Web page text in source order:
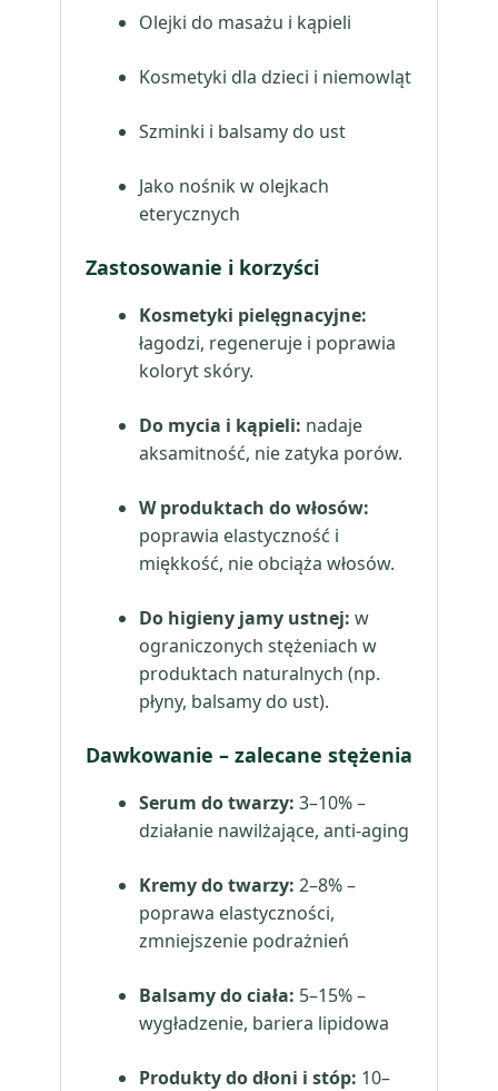
Olejki do masażu i kąpieli
Kosmetyki dla dzieci i niemowląt
Szminki i balsamy do ust
Jako nośnik w olejkach
eterycznych
Zastosowanie i korzyści
Kosmetyki pielęgnacyjne:
łagodzi, regeneruje i poprawia
koloryt skóry.
Do mycia i kąpieli: nadaje
aksamitność, nie zatyka porów.
W produktach do włosów:
poprawia elastyczność i
miękkość, nie obciąża włosów.
Do higieny jamy ustnej: w
ograniczonych stężeniach w
produktach naturalnych (np.
płyny, balsamy do ust).
Dawkowanie – zalecane stężenia
Serum do twarzy: 3–10% –
działanie nawilżające, anti-aging
Kremy do twarzy: 2–8% –
poprawa elastyczności,
zmniejszenie podrażnień
Balsamy do ciała: 5–15% –
wygładzenie, bariera lipidowa
Produkty do dłoni i stóp: 10–